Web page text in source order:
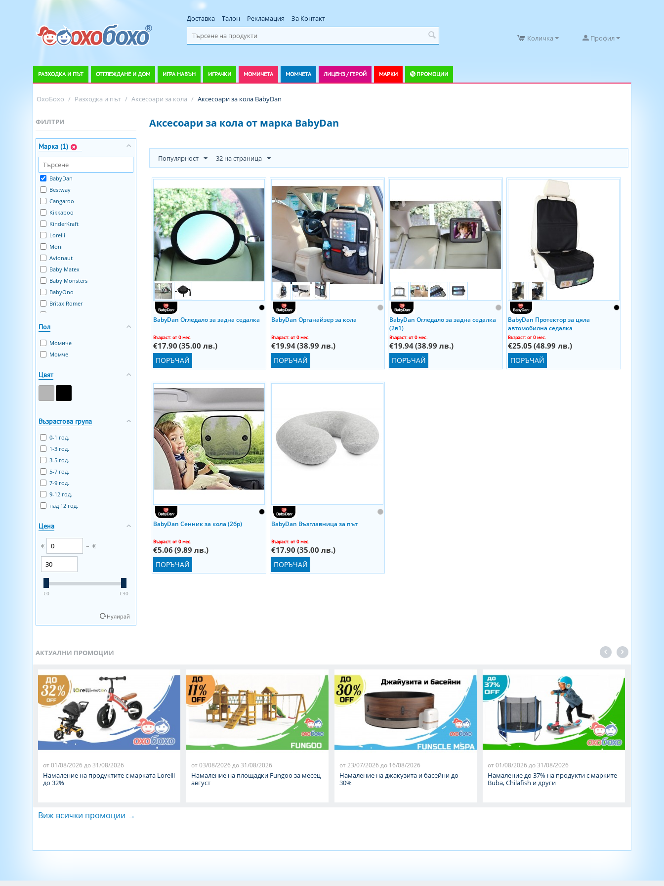
Доставка Талон Рекламация За Контакт
Профил
Количка
РАЗХОДКА И ПЪТ ОТГЛЕЖДАНЕ И ДОМ ИГРА НАВЪН ИГРАЧКИ МОМИЧЕТА МОМЧЕТА ЛИЦЕНЗ / ГЕРОЙ МАРКИ ПРОМОЦИИ
ОхоБохо / Разходка и път / Аксесоари за кола / Аксесоари за кола BabyDan
ФИЛТРИ
Марка (1)
BabyDan
Bestway
Cangaroo
Kikkaboo
KinderKraft
Lorelli
Moni
Avionaut
Baby Matex
Baby Monsters
BabyOno
Britax Romer
Hauck
Mountain Buggy
Tutis
Пол
Момиче
Момче
Цвят
Възрастова група
0-1 год.
1-3 год.
3-5 год.
5-7 год.
7-9 год.
9-12 год.
над 12 год.
Цена
€ – €
‎€0 ‎€30
Нулирай
Аксесоари за кола от марка BabyDan
Популярност 32 на страница
BabyDan Огледало за задна седалка
Възраст: от 0 мес.
€17.90 (35.00 лв.)
ПОРЪЧАЙ
BabyDan Органайзер за кола
Възраст: от 0 мес.
€19.94(38.99 лв.)
ПОРЪЧАЙ
BabyDan Огледало за задна седалка
(2в1)
Възраст: от 0 мес.
€19.94(38.99 лв.)
ПОРЪЧАЙ
BabyDan Протектор за цяла
автомобилна седалка
Възраст: от 0 мес.
€25.05 (48.99 лв.)
ПОРЪЧАЙ
BabyDan Сенник за кола (2бр)
Възраст: от 0 мес.
€5.06 (9.89 лв.)
ПОРЪЧАЙ
BabyDan Възглавница за път
Възраст: от 0 мес.
€17.90 (35.00 лв.)
ПОРЪЧАЙ
АКТУАЛНИ ПРОМОЦИИ
от 01/08/2026 до 31/08/2026
Намаление на продуктите с марката Lorelli
до 32%
от 03/08/2026 до 31/08/2026
Намаление на площадки Fungoo за месец
август
от 23/07/2026 до 16/08/2026
Намаление на джакузита и басейни до
30%
от 01/08/2026 до 31/08/2026
Намаление до 37% на продукти с марките
Buba, Chilafish и други
Виж всички промоции →